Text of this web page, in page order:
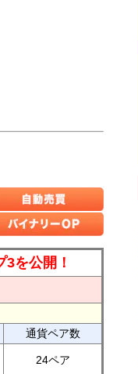
を公開！
通貨ペア数
24ペア